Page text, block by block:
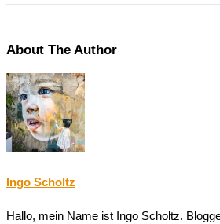
About The Author
Ingo Scholtz
Hallo, mein Name ist Ingo Scholtz.